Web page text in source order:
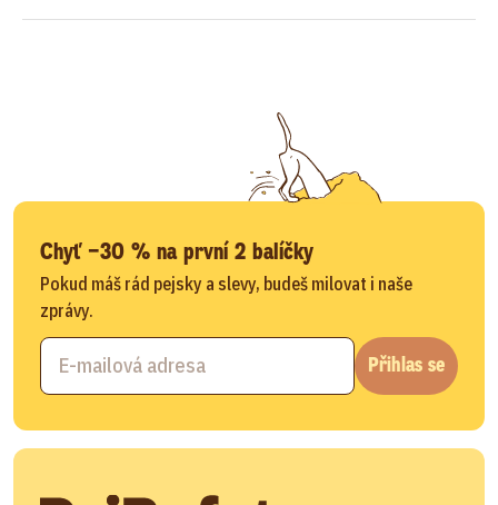
Chyť −30 % na první 2 balíčky
Pokud máš rád pejsky a slevy, budeš milovat i naše
zprávy.
Přihlas se